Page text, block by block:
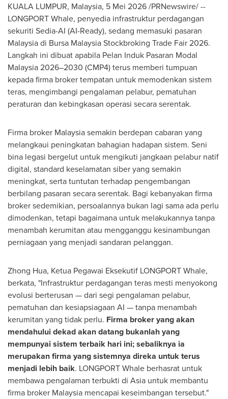
KUALA LUMPUR, Malaysia, 5 Mei 2026 /PRNewswire/ --
LONGPORT Whale, penyedia infrastruktur perdagangan
sekuriti Sedia-AI (AI-Ready), sedang memasuki pasaran
Malaysia di Bursa Malaysia Stockbroking Trade Fair 2026.
Langkah ini dibuat apabila Pelan Induk Pasaran Modal
Malaysia 2026–2030 (CMP4) terus memberi tumpuan
kepada firma broker tempatan untuk memodenkan sistem
teras, mengimbangi pengalaman pelabur, pematuhan
peraturan dan kebingkasan operasi secara serentak.
Firma broker Malaysia semakin berdepan cabaran yang
melangkaui peningkatan bahagian hadapan sistem. Seni
bina legasi bergelut untuk mengikuti jangkaan pelabur natif
digital, standard keselamatan siber yang semakin
meningkat, serta tuntutan terhadap pengembangan
berbilang pasaran secara serentak. Bagi kebanyakan firma
broker sedemikian, persoalannya bukan lagi sama ada perlu
dimodenkan, tetapi bagaimana untuk melakukannya tanpa
menambah kerumitan atau mengganggu kesinambungan
perniagaan yang menjadi sandaran pelanggan.
Zhong Hua, Ketua Pegawai Eksekutif LONGPORT Whale,
berkata, "Infrastruktur perdagangan teras mesti menyokong
evolusi berterusan — dari segi pengalaman pelabur,
pematuhan dan kesiapsiagaan AI — tanpa menambah
kerumitan yang tidak perlu. Firma broker yang akan
mendahului dekad akan datang bukanlah yang
mempunyai sistem terbaik hari ini; sebaliknya ia
merupakan firma yang sistemnya direka untuk terus
menjadi lebih baik. LONGPORT Whale berhasrat untuk
membawa pengalaman terbukti di Asia untuk membantu
firma broker Malaysia mencapai keseimbangan tersebut."